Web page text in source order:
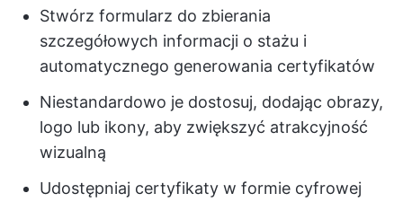
Stwórz formularz do zbierania
szczegółowych informacji o stażu i
automatycznego generowania certyfikatów
Niestandardowo je dostosuj, dodając obrazy,
logo lub ikony, aby zwiększyć atrakcyjność
wizualną
Udostępniaj certyfikaty w formie cyfrowej